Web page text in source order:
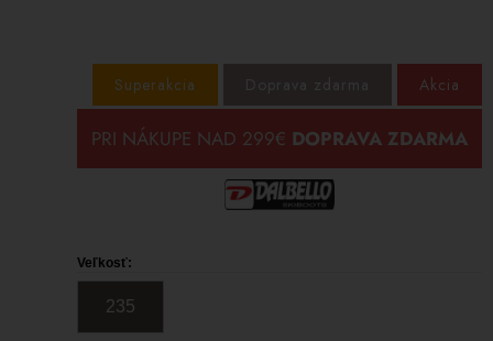
Akcia
Superakcia
Veľkosť:
235